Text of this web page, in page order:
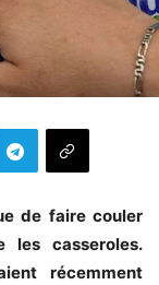
de faire couler
les casseroles.
récemment